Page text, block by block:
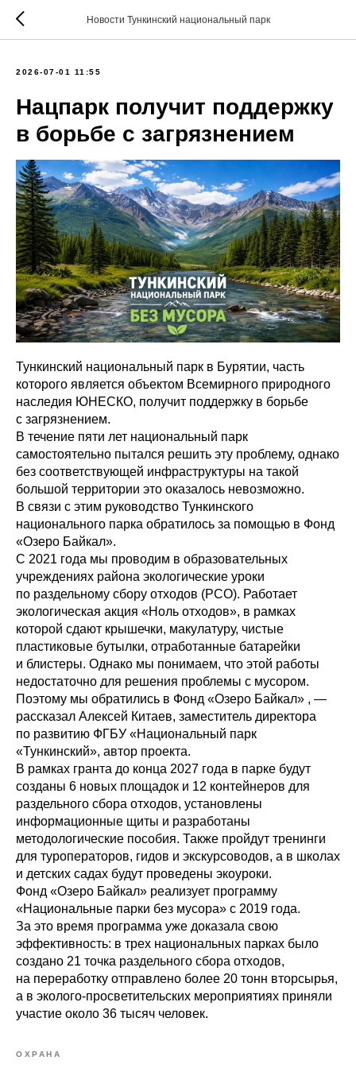
Новости Тункинский национальный парк
2026-07-01 11:55
Нацпарк получит поддержку
в борьбе с загрязнением
Тункинский национальный парк в Бурятии, часть
которого является объектом Всемирного природного
наследия ЮНЕСКО, получит поддержку в борьбе
с загрязнением.
В течение пяти лет национальный парк
самостоятельно пытался решить эту проблему, однако
без соответствующей инфраструктуры на такой
большой территории это оказалось невозможно.
В связи с этим руководство Тункинского
национального парка обратилось за помощью в Фонд
«Озеро Байкал».
С 2021 года мы проводим в образовательных
учреждениях района экологические уроки
по раздельному сбору отходов (РСО). Работает
экологическая акция «Ноль отходов», в рамках
которой сдают крышечки, макулатуру, чистые
пластиковые бутылки, отработанные батарейки
и блистеры. Однако мы понимаем, что этой работы
недостаточно для решения проблемы с мусором.
Поэтому мы обратились в Фонд «Озеро Байкал» , —
рассказал Алексей Китаев, заместитель директора
по развитию ФГБУ «Национальный парк
«Тункинский», автор проекта.
В рамках гранта до конца 2027 года в парке будут
созданы 6 новых площадок и 12 контейнеров для
раздельного сбора отходов, установлены
информационные щиты и разработаны
методологические пособия. Также пройдут тренинги
для туроператоров, гидов и экскурсоводов, а в школах
и детских садах будут проведены экоуроки.
Фонд «Озеро Байкал» реализует программу
«Национальные парки без мусора» с 2019 года.
За это время программа уже доказала свою
эффективность: в трех национальных парках было
создано 21 точка раздельного сбора отходов,
на переработку отправлено более 20 тонн вторсырья,
а в эколого-просветительских мероприятиях приняли
участие около 36 тысяч человек.
ОХРАНА